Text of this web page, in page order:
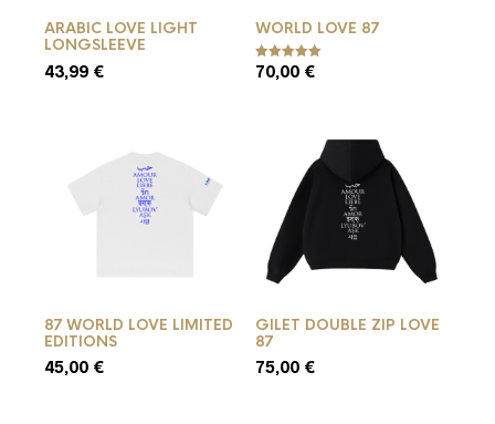
ARABIC LOVE LIGHT
LONGSLEEVE
43,99 €
options
page
produit
WORLD LOVE 87
Note
5.00
70,00 €
variations.
options
peuvent
être
choisies
page
produit
87 WORLD LOVE LIMITED
EDITIONS
45,00 €
GILET DOUBLE ZIP LOVE
87
75,00 €